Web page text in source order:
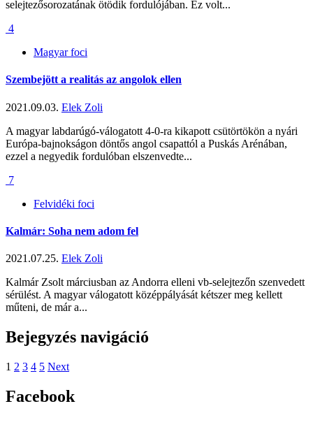
selejtezősorozatának ötödik fordulójában. Ez volt...
4
Magyar foci
Szembejött a realitás az angolok ellen
2021.09.03. Elek Zoli
A magyar labdarúgó-válogatott 4-0-ra kikapott csütörtökön a nyári
Európa-bajnokságon döntős angol csapattól a Puskás Arénában,
ezzel a negyedik fordulóban elszenvedte...
7
Felvidéki foci
Kalmár: Soha nem adom fel
2021.07.25. Elek Zoli
Kalmár Zsolt márciusban az Andorra elleni vb-selejtezőn szenvedett
sérülést. A magyar válogatott középpályását kétszer meg kellett
műteni, de már a...
Bejegyzés navigáció
1 2 3 4 5 Next
Facebook